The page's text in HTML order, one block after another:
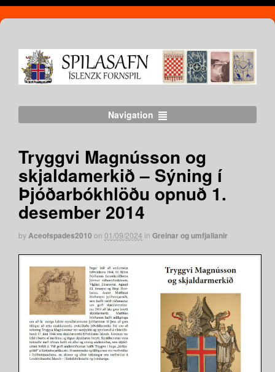
Navigation
Tryggvi Magnússon og
skjaldamerkið – Sýning í
Þjóðarbókhlöðu opnuð 1.
desember 2014
byAceofspades2010 on 01/09/2024 in Greinar og umfjallanir